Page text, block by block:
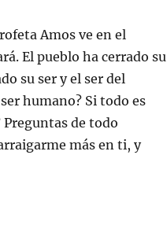
Amos ve en el
El pueblo ha cerrado su
su ser y el ser del
humano? Si todo es
de todo
más en ti, y